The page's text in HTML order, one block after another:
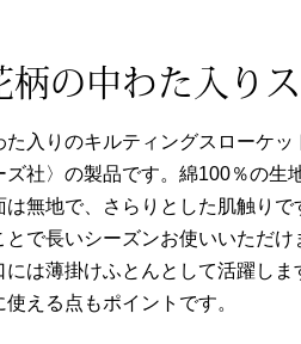
柄の中わた入り
た入りのキルティングスローケ
ズ社〉の製品です。綿100％の
は無地で、さらりとした肌触り
で長いシーズンお使いいただ
には薄掛けふとんとして活躍し
える点もポイントです。